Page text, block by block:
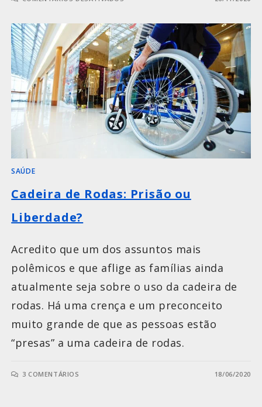
SAÚDE
Cadeira de Rodas: Prisão ou
Liberdade?
Acredito que um dos assuntos mais
polêmicos e que aflige as famílias ainda
atualmente seja sobre o uso da cadeira de
rodas. Há uma crença e um preconceito
muito grande de que as pessoas estão
“presas” a uma cadeira de rodas.
3 COMENTÁRIOS 18/06/2020